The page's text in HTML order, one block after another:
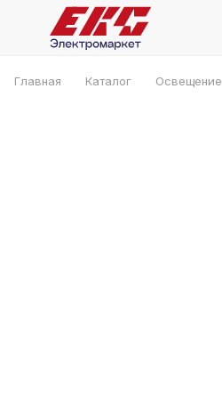
Главная Каталог Освещение